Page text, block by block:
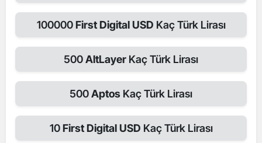
100000First Digital USD Kaç Türk Lirası
500AltLayer Kaç Türk Lirası
500Aptos Kaç Türk Lirası
10First Digital USD Kaç Türk Lirası